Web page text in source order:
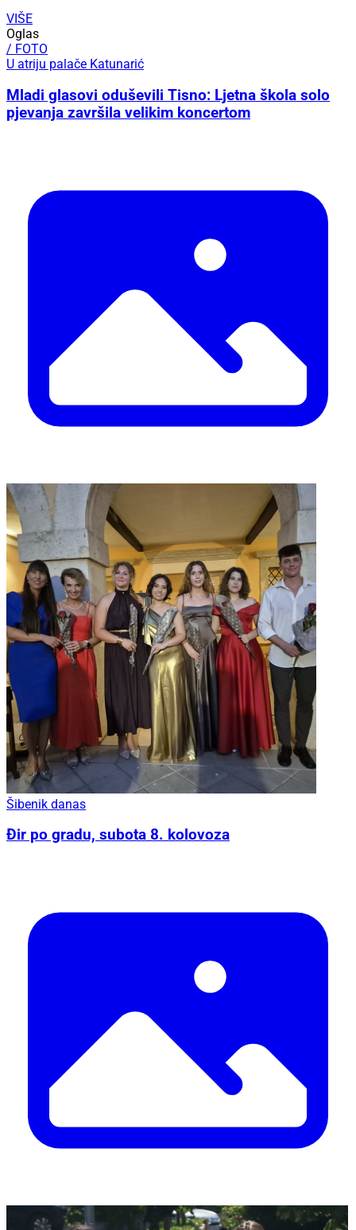
VIŠE
Oglas
/ FOTO
U atriju palače Katunarić
Mladi glasovi oduševili Tisno: Ljetna škola solo
pjevanja završila velikim koncertom
Šibenik danas
Đir po gradu, subota 8. kolovoza